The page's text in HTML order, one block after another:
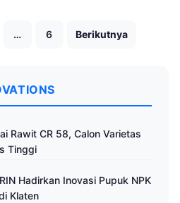
Paginasi
… 6 Berikutnya
Rawit CR 58, Calon Varietas
Tinggi
Hadirkan Inovasi Pupuk NPK
Klaten